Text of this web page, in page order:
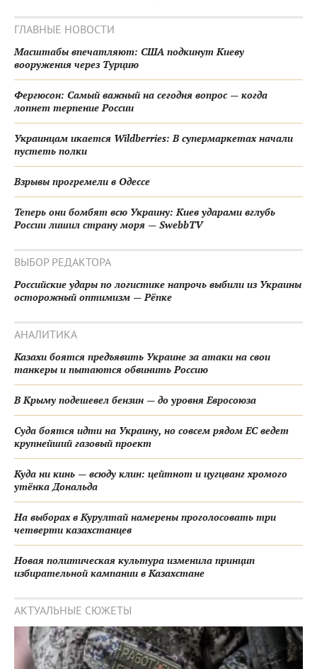
ГЛАВНЫЕ НОВОСТИ
Масштабы впечатляют: США подкинут Киеву
вооружения через Турцию
Фергюсон: Самый важный на сегодня вопрос — когда
лопнет терпение России
Украинцам икается Wildberries: В супермаркетах начали
пустеть полки
Взрывы прогремели в Одессе
Теперь они бомбят всю Украину: Киев ударами вглубь
России лишил страну моря — SwebbTV
ВЫБОР РЕДАКТОРА
Российские удары по логистике напрочь выбили из Украины
осторожный оптимизм — Рёпке
АНАЛИТИКА
Казахи боятся предъявить Украине за атаки на свои
танкеры и пытаются обвинить Россию
В Крыму подешевел бензин — до уровня Евросоюза
Суда боятся идти на Украину, но совсем рядом ЕС ведет
крупнейший газовый проект
Куда ни кинь — всюду клин: цейтнот и цугцванг хромого
утёнка Дональда
На выборах в Курултай намерены проголосовать три
четверти казахстанцев
Новая политическая культура изменила принцип
избирательной кампании в Казахстане
АКТУАЛЬНЫЕ СЮЖЕТЫ